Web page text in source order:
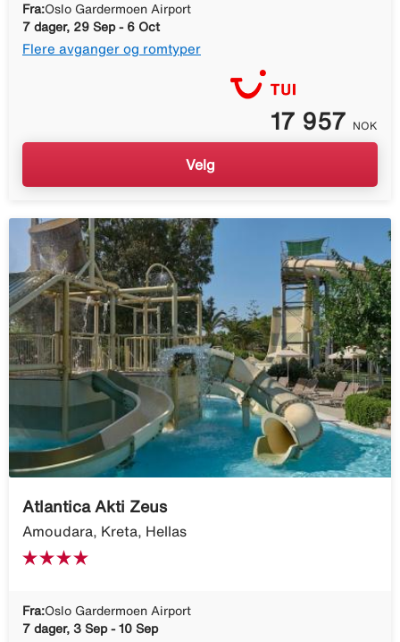
Fra:Oslo Gardermoen Airport
7 dager, 29 Sep - 6 Oct
Flere avganger og romtyper
17 957 NOK
Velg
Atlantica Akti Zeus
Amoudara, Kreta, Hellas
Fra:Oslo Gardermoen Airport
7 dager, 3 Sep - 10 Sep